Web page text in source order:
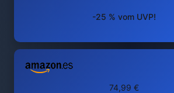
-25 % vom UVP!
74,99 €